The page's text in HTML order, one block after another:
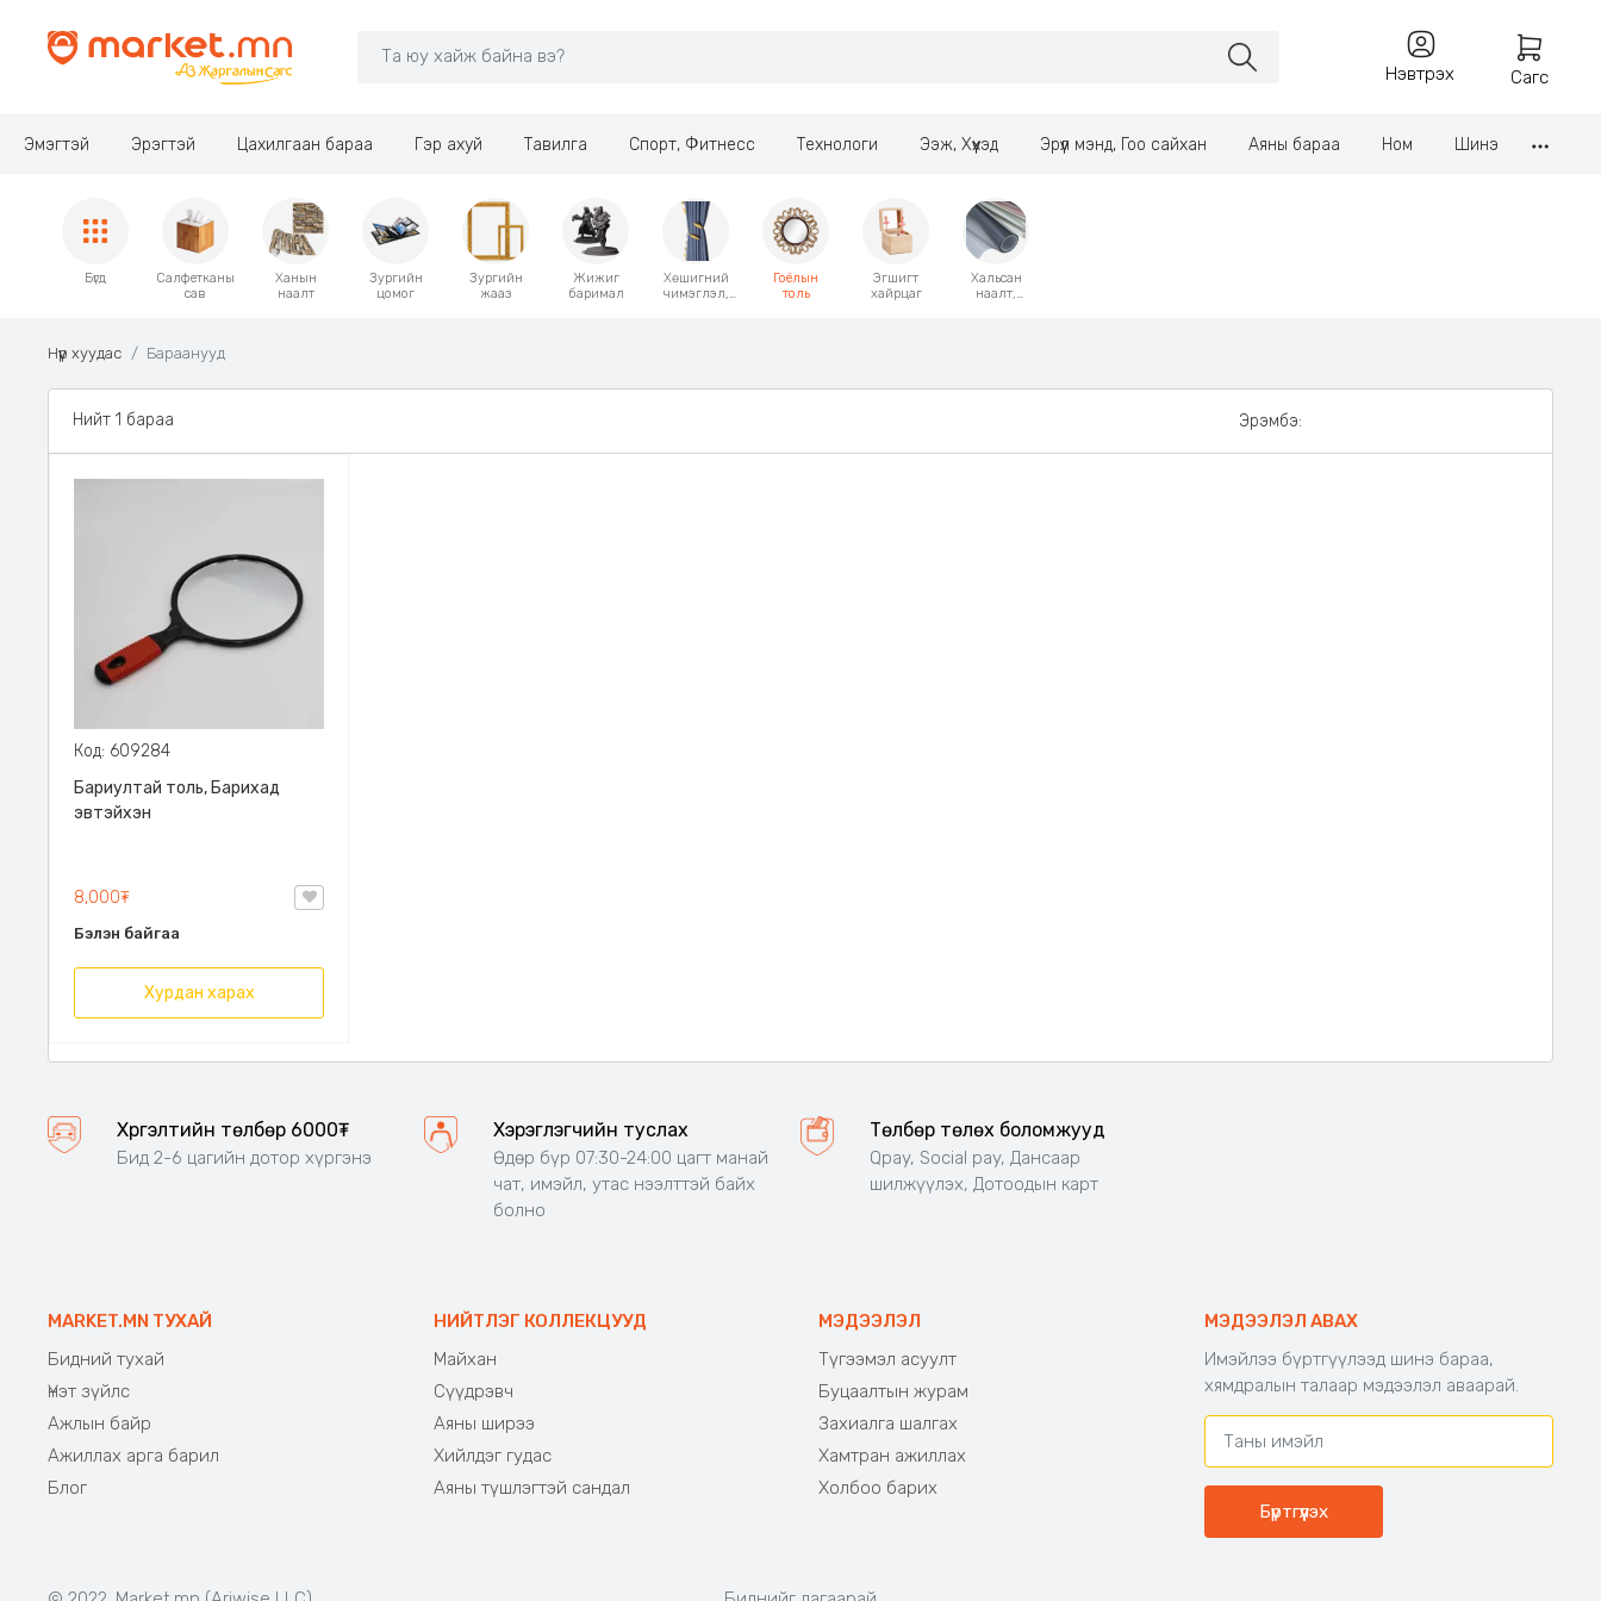
Нэвтрэх Сагс
Эмэгтэй Эрэгтэй Цахилгаан бараа Гэр ахуй Тавилга Спорт, Фитнесс Технологи Ээж, Хүүхэд Эрүүл мэнд, Гоо сайхан Аяны бараа Ном Шинэ
Бүгд
Салфетканы
сав
Ханын
наалт
Зургийн
цомог
Зургийн
жааз
Жижиг
баримал
Хөшигний
чимэглэл,
Гоёлын
толь
Эгшигт
хайрцаг
Хальсан
наалт,
Нүүр хуудас Бараанууд
Нийт 1 бараа Эрэмбэ:
Код: 609284
Бариултай толь, Барихад
эвтэйхэн
8,000₮
Бэлэн байгаа
Хурдан харах
Хүргэлтийн төлбөр 6000₮
Бид 2-6 цагийн дотор хүргэнэ
Хэрэглэгчийн туслах
Өдөр бүр 07:30-24:00 цагт манай
чат, имэйл, утас нээлттэй байх
болно
Төлбөр төлөх боломжууд
Qpay, Social pay, Дансаар
шилжүүлэх, Дотоодын карт
MARKET.MN ТУХАЙ
Бидний тухай
Үнэт зүйлс
Ажлын байр
Ажиллах арга барил
Блог
НИЙТЛЭГ КОЛЛЕКЦУУД
Майхан
Сүүдрэвч
Аяны ширээ
Хийлдэг гудас
Аяны түшлэгтэй сандал
МЭДЭЭЛЭЛ
Түгээмэл асуулт
Буцаалтын журам
Захиалга шалгах
Хамтран ажиллах
Холбоо барих
МЭДЭЭЛЭЛ АВАХ
Имэйлээ бүртгүүлээд шинэ бараа,
хямдралын талаар мэдээлэл аваарай.
Бүртгүүлэх